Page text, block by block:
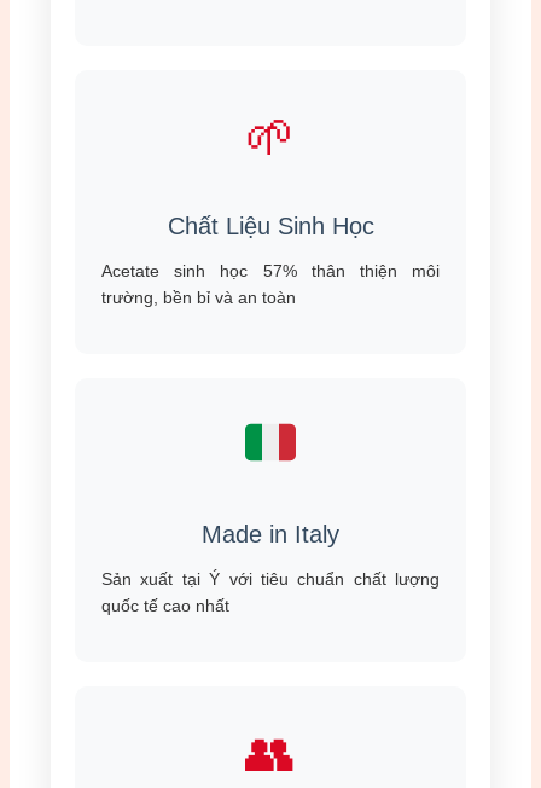
🌱
Chất Liệu Sinh Học
Acetate sinh học 57% thân thiện môi
trường, bền bỉ và an toàn
Made in Italy
Sản xuất tại Ý với tiêu chuẩn chất lượng
quốc tế cao nhất
👥